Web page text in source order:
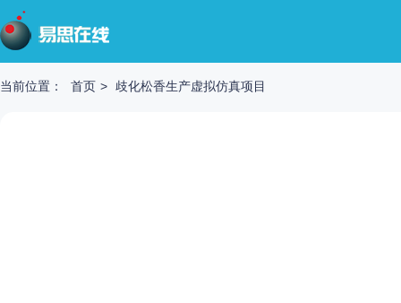
当前位置： 首页 > 歧化松香生产虚拟仿真项目